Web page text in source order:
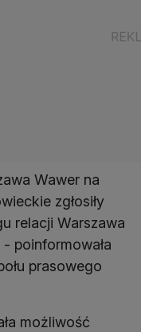
Wawer na
zgłosiły
relacji Warszawa
poinformowała
prasowego
możliwość